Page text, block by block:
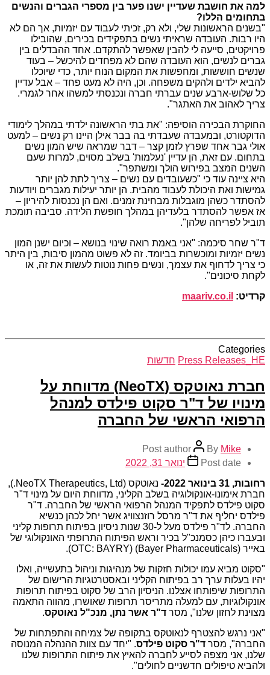
למה את חושבת שעדיין ישנו פער בין מספרי הגברים והנשים
בתחומים הללו?
"בשנים הראשונות שלי, ולא רק, זכיתי לעבוד עם יזמיות, אך הם לא
היו רבות. העובדה שראיתי נשים בתפקידים בכירים, שהובילו
פרויקטים, סייעה לי להבין שאפשר להתקדם. אחד ההבדלים בין
גברים לנשים, הוא העובדה שהם לא מפחדים להיכשל – בעוד
שנשים חוששות, ומחפשות את המקום הנוח יותר, כדי שיוכלו
להביא ילדים ולהקים משפחה. וכן, היה לא מעט פחד – אבל עדיין
כל שלוש-ארבע שנים עברתי חברה ונכנסתי למשהו אחר לגמרי.
צריך לאהוב את האתגר".
החוקרת הבכירה הוסיפה: "את בתי הראשונה ילדתי במהלך לימודי
הדוקטורט, ובמעבדה שעבדתי בה בבר אילן היינו רק נשים – למעט
אולי גבר אחד שפרץ לזמן קצר – דבר שמראה שיש המון נשים
בתחום. עם זאת, הן עדיין 'נעלמות' בשלב מסוים, למרות שעם
השנים המצב בפירוש הולך ומשתפר".
היא ציינה עוד כי "כשעובדים עם נשים – צריך לתת להן יותר
גמישות ואת היכולת לעבוד מהבית. הן יותר יעילות מגברים ויודעות
להסתדר כשהן מוגבלות מבחינת זמנים. ואם הן נכנסות להיריון –
אז אפשר להסתדר בלעדיהן במהלך חופשת הלידה. סביבה תומכת
תוביל לפריחה שלהן".
ד"ר שחר סיכמה: "אני באמת רואה שינוי בנושא – וכיום ישנן המון
נשים יזמיות ומוכשרות בביומד. זה לא פשוט מהמון סיבות, בין היתר
כי צריך לדחוף את עצמך, ונשים פחות נוטות לעשות את זה, או
לקחת סיכונים".
קרדיט: maariv.co.il
Categories
Press Releases_HE חדשות
חברת נאוטקס (NeoTX) מדווחת על
מינויו של ד"ר סקוט פילדס למנהל
הרפואי הראשי של החברה
Post author By Mike
Post date
ינואר 31, 2022
רחובות, 31 בינואר 2022-
נאוטקס (NeoTX Therapeutics, Ltd.),
חברת אימונו-אונקולוגיה בשלב הקליני, מדווחת היום על מינוי ד"ר
סקוט פילדס לתפקיד המנהל הרפואי הראשי של החברה. ד"ר
פילדס יחליף את ד"ר מרסל רוזנצוויג אשר יחל לכהן כנשיא
החברה. לד"ר פילדס מעל ל-30 שנות ניסיון בפיתוח תרופות קליני
ובעברו כיהן כסמנכ"ל בכיר וראש הפיתוח התרופתי האונקולוגי של
באייר (Bayer Pharmaceuticals) (OTC: BAYRY).
"סקוט מביא עמו יכולות חזקות של מנהיגות וניהול בתעשייה, ואלו
יהיו בעלות ערך רב בפיתוח הקליני ובאסטרטגיות הרישום של
התרופות שיפותחו אצלנו. הניסיון הרב של סקוט בפיתוח תרופות
אונקולוגיות, עם למעלה מתריסר תרופות שאושרו, מהווה התאמה
מצוינת לחזון שלנו", מסר ד"ר אשר נתן, מנכ"ל נאוטקס.
"אני נרגש להצטרף לנאוטקס בתקופה של צמיחה והתפתחות של
החברה", מסר ד"ר סקוט פילדס. "יחד עם צוות ההנהלה המנוסה
שלנו, אני מצפה לסייע לחברה להאיץ את פיתוח התרופות שלנו
ולהביא טיפולים חדשניים לחולים".